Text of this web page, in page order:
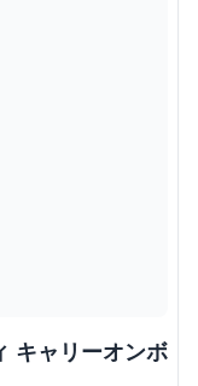
キャリーオンボ